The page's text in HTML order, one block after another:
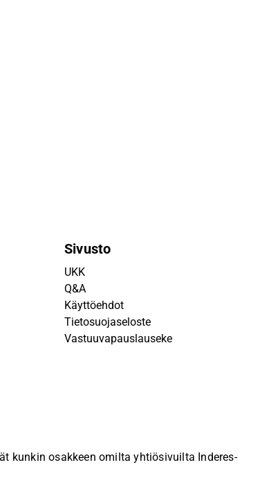
Sivusto
UKK
Q&A
Käyttöehdot
Tietosuojaseloste
Vastuuvapauslauseke
kunkin osakkeen omilta yhtiösivuilta Inderes-